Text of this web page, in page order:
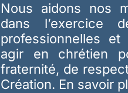
Nous aidons nos
dans l’exercice
professionnelles
agir en chrétien
fraternité, de
Création. En savoir